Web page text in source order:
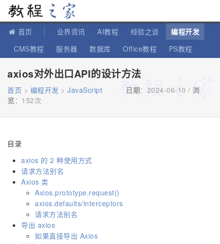
首页 业界资讯 AI教程 经验之谈
编程开发
CMS教程
服务器 数据库 Office教程
PS教程
axios对外出口API的设计方法
首页 > 编程开发 > JavaScript 日期：2024-06-10 / 浏
览： 152次
目录
axios 的 2 种使用方式
请求方法别名
Axios 类
Axios.prototype.request()
axios.defaults/interceptors
请求方法别名
导出 axios
如果直接导出 Axios